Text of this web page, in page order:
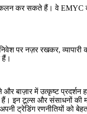
आकलन कर सकते हैं। वे
पर नज़र रखकर,
बाज़ार में उत्कृष्ट
इन टूल्स और संसाधनों की
ट्रेडिंग रणनीतियों को